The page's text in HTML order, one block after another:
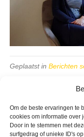
Om de beste ervaringen te
cookies om informatie over
Door in te stemmen met
surfgedrag of unieke ID's
Geplaatst in Berichten
VV Reiger Boys